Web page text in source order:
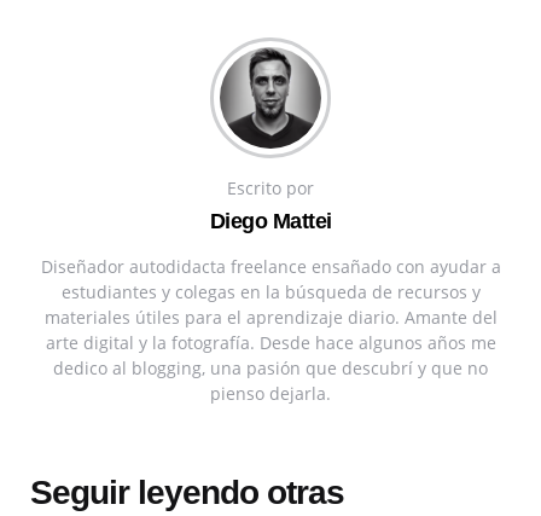
Escrito por
Diego Mattei
Diseñador autodidacta freelance ensañado con ayudar a
estudiantes y colegas en la búsqueda de recursos y
materiales útiles para el aprendizaje diario. Amante del
arte digital y la fotografía. Desde hace algunos años me
dedico al blogging, una pasión que descubrí y que no
pienso dejarla.
Seguir leyendo otras